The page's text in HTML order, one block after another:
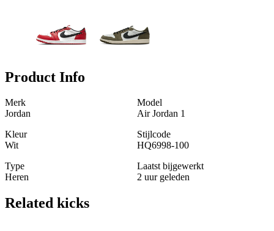
Product Info
Merk
Jordan
Model
Air Jordan 1
Kleur
Wit
Stijlcode
HQ6998-100
Type
Heren
Laatst bijgewerkt
2 uur geleden
Related kicks